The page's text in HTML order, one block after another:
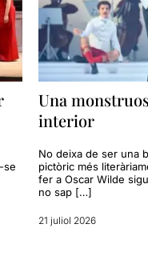
se
Una
interior
No deixa de ser una
pictòric més
fer a Oscar Wilde
no sap […]
21 juliol 2026